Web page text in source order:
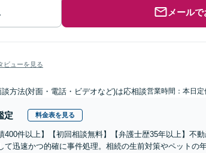
メール
ビューを見る
談方法(対面・電話・ビデオなど)は応相談営業時間：本日定
定 料金表を見る
400件以上】【初回相談無料】【弁護士歴35年以上】不
て迅速かつ的確に事件処理。相続の生前対策やペットの